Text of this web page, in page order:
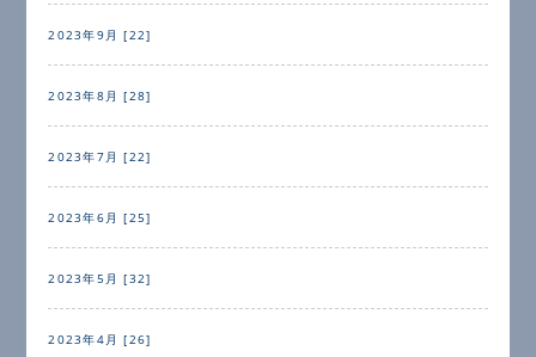
2023年9月 [22]
2023年8月 [28]
2023年7月 [22]
2023年6月 [25]
2023年5月 [32]
2023年4月 [26]